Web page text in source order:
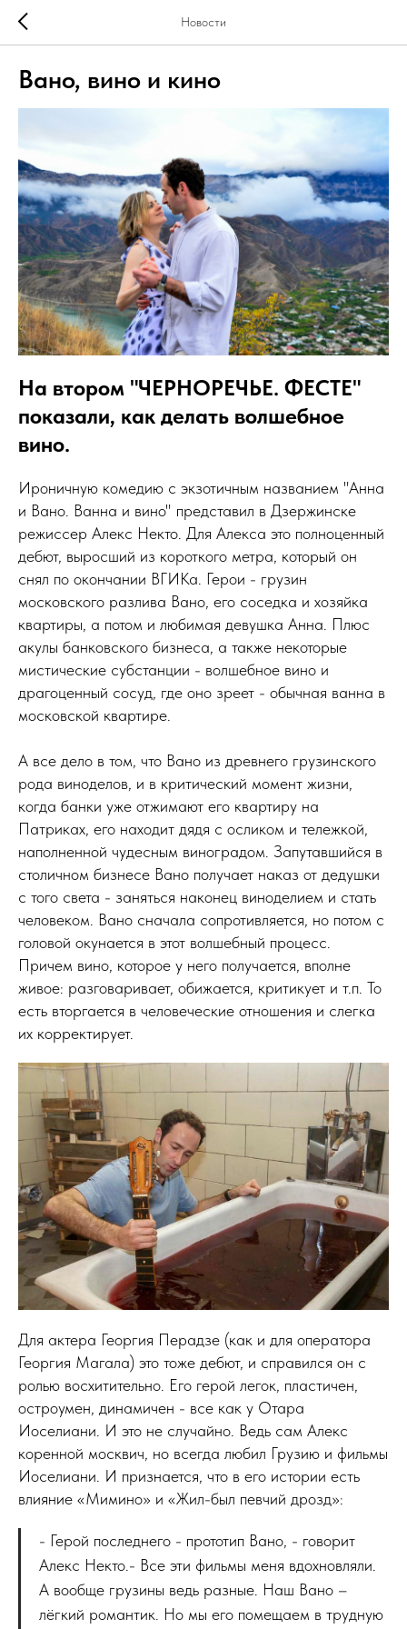
Новости
Вано, вино и кино
На втором "ЧЕРНОРЕЧЬЕ. ФЕСТЕ"
показали, как делать волшебное
вино.
Ироничную комедию с экзотичным названием "Анна
и Вано. Ванна и вино" представил в Дзержинске
режиссер Алекс Некто. Для Алекса это полноценный
дебют, выросший из короткого метра, который он
снял по окончании ВГИКа. Герои - грузин
московского разлива Вано, его соседка и хозяйка
квартиры, а потом и любимая девушка Анна. Плюс
акулы банковского бизнеса, а также некоторые
мистические субстанции - волшебное вино и
драгоценный сосуд, где оно зреет - обычная ванна в
московской квартире.
А все дело в том, что Вано из древнего грузинского
рода виноделов, и в критический момент жизни,
когда банки уже отжимают его квартиру на
Патриках, его находит дядя с осликом и тележкой,
наполненной чудесным виноградом. Запутавшийся в
столичном бизнесе Вано получает наказ от дедушки
с того света - заняться наконец виноделием и стать
человеком. Вано сначала сопротивляется, но потом с
головой окунается в этот волшебный процесс.
Причем вино, которое у него получается, вполне
живое: разговаривает, обижается, критикует и т.п. То
есть вторгается в человеческие отношения и слегка
их корректирует.
Для актера Георгия Перадзе (как и для оператора
Георгия Магала) это тоже дебют, и справился он с
ролью восхитительно. Его герой легок, пластичен,
остроумен, динамичен - все как у Отара
Иоселиани. И это не случайно. Ведь сам Алекс
коренной москвич, но всегда любил Грузию и фильмы
Иоселиани. И признается, что в его истории есть
влияние «Мимино» и «Жил-был певчий дрозд»:
- Герой последнего - прототип Вано, - говорит
Алекс Некто.- Все эти фильмы меня вдохновляли.
А вообще грузины ведь разные. Наш Вано –
лёгкий романтик. Но мы его помещаем в трудную